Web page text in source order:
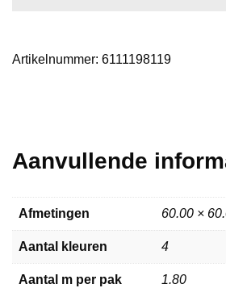
Artikelnummer: 6111198119
Aanvullende
Afmetingen 60.00 ×
Aantal kleuren 4
Aantal m per pak 1.80